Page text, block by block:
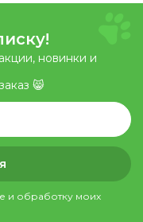
новинки и
😸
и обработку моих